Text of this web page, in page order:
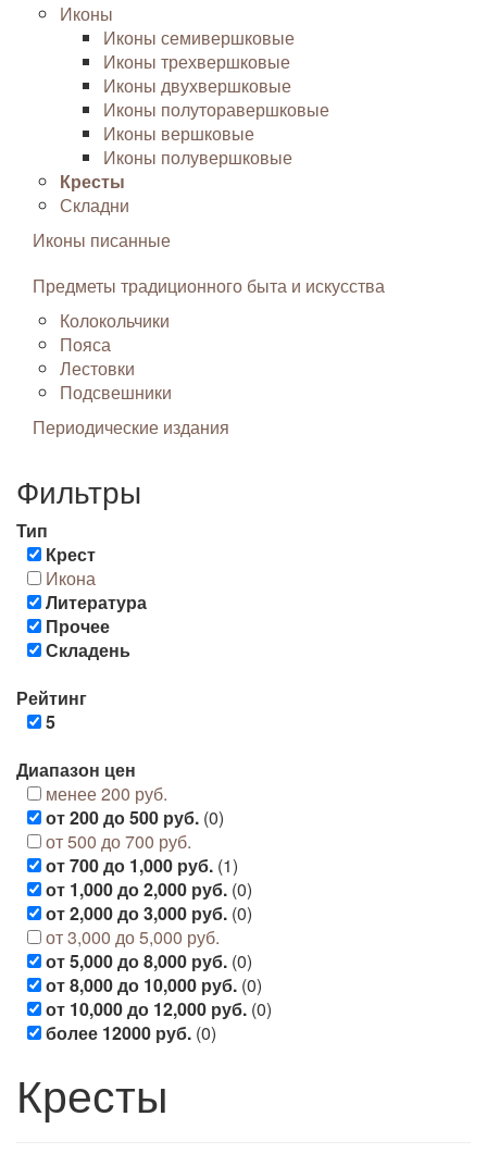
Иконы
Иконы семивершковые
Иконы трехвершковые
Иконы двухвершковые
Иконы полуторавершковые
Иконы вершковые
Иконы полувершковые
Кресты
Складни
Иконы писанные
Предметы традиционного быта и искусства
Колокольчики
Пояса
Лестовки
Подсвешники
Периодические издания
Фильтры
Тип
Крест
Икона
Литература
Прочее
Складень
Рейтинг
5
Диапазон цен
менее 200 руб.
от 200 до 500 руб. (0)
от 500 до 700 руб.
от 700 до 1,000 руб. (1)
от 1,000 до 2,000 руб. (0)
от 2,000 до 3,000 руб. (0)
от 3,000 до 5,000 руб.
от 5,000 до 8,000 руб. (0)
от 8,000 до 10,000 руб. (0)
от 10,000 до 12,000 руб. (0)
более 12000 руб. (0)
Кресты